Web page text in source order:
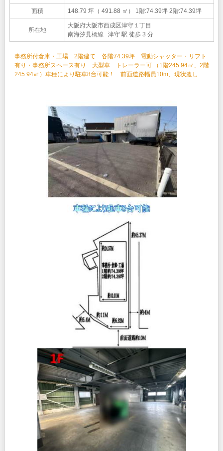
面積 148.79 坪（ 491.88 ㎡） 1階:74.39坪 2階:74.39坪
所在地
大阪府大阪市西成区津守１丁目
南海汐見橋線 津守 駅 徒歩 3 分
事務所付倉庫・工場 2階建て 各階74.39坪 電動シャッター・リフト
有り・事務所スペース有り 大型車 トレーラー可 （1階245.94㎡、2階
245.94㎡）車種により駐車8台可能！ 前面道路幅員10m、現状渡し